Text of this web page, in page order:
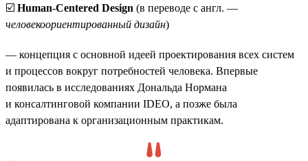
☑️ Human-Centered Design (в переводе с англ. —
человекоориентированный дизайн)
— концепция с основной идеей проектирования всех систем
и процессов вокруг потребностей человека. Впервые
появилась в исследованиях Дональда Нормана
и консалтинговой компании IDEO, а позже была
адаптирована к организационным практикам.